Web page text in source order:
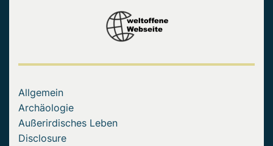
Allgemein
Archäologie
Außerirdisches Leben
Disclosure